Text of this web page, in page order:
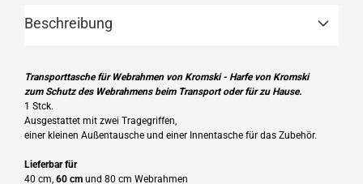
Beschreibung
Transporttasche für Webrahmen von Kromski - Harfe von Kromski
zum Schutz des Webrahmens beim Transport oder für zu Hause.
1 Stck.
Ausgestattet mit zwei Tragegriffen,
einer kleinen Außentausche und einer Innentasche für das Zubehör.
Lieferbar für
40 cm, 60 cm und 80 cm Webrahmen